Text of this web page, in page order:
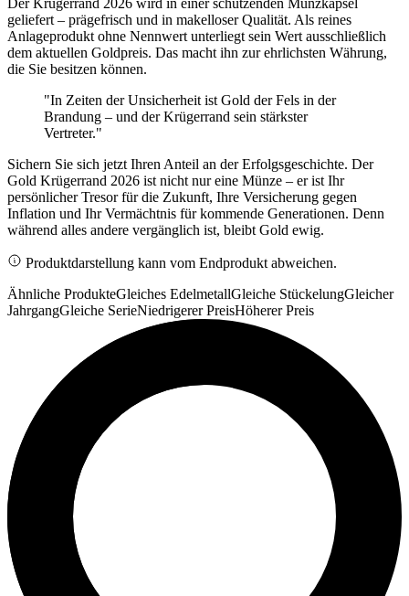
geliefert – prägefrisch und in makelloser Qualität. Als reines
Anlageprodukt ohne Nennwert unterliegt sein Wert ausschließlich
dem aktuellen Goldpreis. Das macht ihn zur ehrlichsten Währung,
die Sie besitzen können.
"In Zeiten der Unsicherheit ist Gold der Fels in der
Brandung – und der Krügerrand sein stärkster
Vertreter."
Sichern Sie sich jetzt Ihren Anteil an der Erfolgsgeschichte. Der
Gold Krügerrand 2026 ist nicht nur eine Münze – er ist Ihr
persönlicher Tresor für die Zukunft, Ihre Versicherung gegen
Inflation und Ihr Vermächtnis für kommende Generationen. Denn
während alles andere vergänglich ist, bleibt Gold ewig.
Produktdarstellung kann vom Endprodukt abweichen.
Ähnliche ProdukteGleiches EdelmetallGleiche StückelungGleicher
JahrgangGleiche SerieNiedrigerer PreisHöherer Preis